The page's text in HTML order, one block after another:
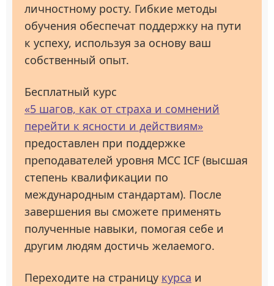
личностному росту. Гибкие методы
обучения обеспечат поддержку на пути
к успеху, используя за основу ваш
собственный опыт.
Бесплатный курс
«5 шагов, как от страха и сомнений
перейти к ясности и действиям»
предоставлен при поддержке
преподавателей уровня МСС ICF (высшая
степень квалификации по
международным стандартам). После
завершения вы сможете применять
полученные навыки, помогая себе и
другим людям достичь желаемого.
Переходите на страницу курса и